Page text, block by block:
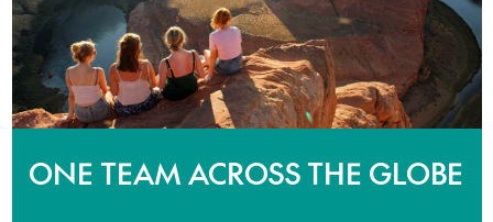
ONE TEAM ACROSS THE GLOBE